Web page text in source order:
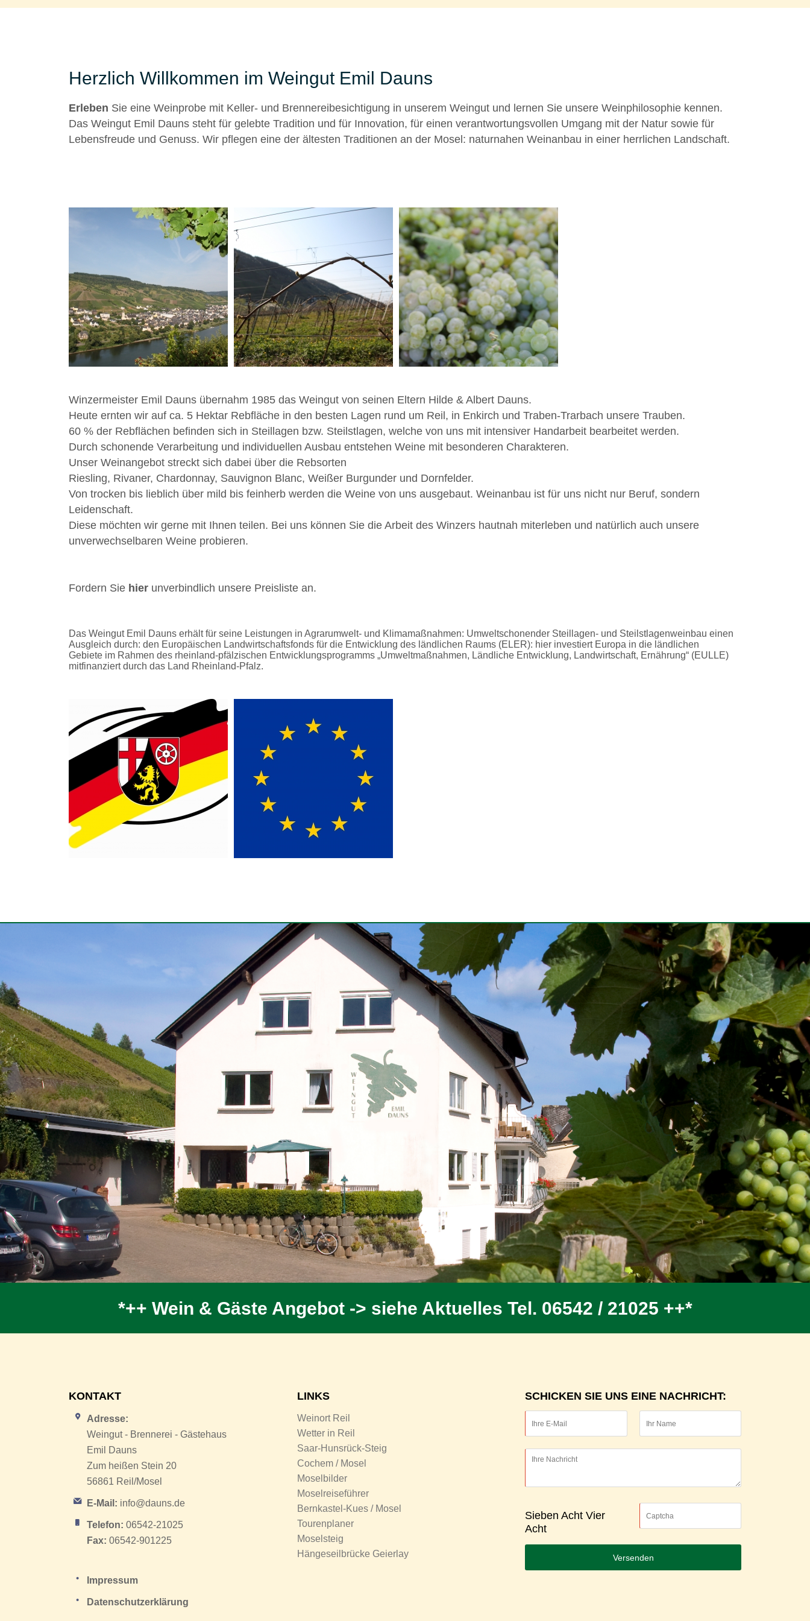
Herzlich Willkommen im Weingut Emil Dauns
Erleben Sie eine Weinprobe mit Keller- und Brennereibesichtigung in unserem Weingut und lernen Sie unsere Weinphilosophie kennen.
Das Weingut Emil Dauns steht für gelebte Tradition und für Innovation, für einen verantwortungsvollen Umgang mit der Natur sowie für
Lebensfreude und Genuss. Wir pflegen eine der ältesten Traditionen an der Mosel: naturnahen Weinanbau in einer herrlichen Landschaft.
Winzermeister Emil Dauns übernahm 1985 das Weingut von seinen Eltern Hilde & Albert Dauns.
Heute ernten wir auf ca. 5 Hektar Rebfläche in den besten Lagen rund um Reil, in Enkirch und Traben-Trarbach unsere Trauben.
60 % der Rebflächen befinden sich in Steillagen bzw. Steilstlagen, welche von uns mit intensiver Handarbeit bearbeitet werden.
Durch schonende Verarbeitung und individuellen Ausbau entstehen Weine mit besonderen Charakteren.
Unser Weinangebot streckt sich dabei über die Rebsorten
Riesling, Rivaner, Chardonnay, Sauvignon Blanc, Weißer Burgunder und Dornfelder.
Von trocken bis lieblich über mild bis feinherb werden die Weine von uns ausgebaut. Weinanbau ist für uns nicht nur Beruf, sondern
Leidenschaft.
Diese möchten wir gerne mit Ihnen teilen. Bei uns können Sie die Arbeit des Winzers hautnah miterleben und natürlich auch unsere
unverwechselbaren Weine probieren.
Fordern Sie hier unverbindlich unsere Preisliste an.
Das Weingut Emil Dauns erhält für seine Leistungen in Agrarumwelt- und Klimamaßnahmen: Umweltschonender Steillagen- und Steilstlagenweinbau einen
Ausgleich durch: den Europäischen Landwirtschaftsfonds für die Entwicklung des ländlichen Raums (ELER): hier investiert Europa in die ländlichen
Gebiete im Rahmen des rheinland-pfälzischen Entwicklungsprogramms „Umweltmaßnahmen, Ländliche Entwicklung, Landwirtschaft, Ernährung“ (EULLE)
mitfinanziert durch das Land Rheinland-Pfalz.
*++ Wein & Gäste Angebot -> siehe Aktuelles Tel. 06542 / 21025 ++*
KONTAKT
Adresse:
Weingut - Brennerei - Gästehaus
Emil Dauns
Zum heißen Stein 20
56861 Reil/Mosel
E-Mail: info@dauns.de
Telefon: 06542-21025
Fax: 06542-901225
Impressum
Datenschutzerklärung
LINKS
Weinort Reil
Wetter in Reil
Saar-Hunsrück-Steig
Cochem / Mosel
Moselbilder
Moselreiseführer
Bernkastel-Kues / Mosel
Tourenplaner
Moselsteig
Hängeseilbrücke Geierlay
SCHICKEN SIE UNS EINE NACHRICHT:
Sieben Acht Vier
Acht
Versenden